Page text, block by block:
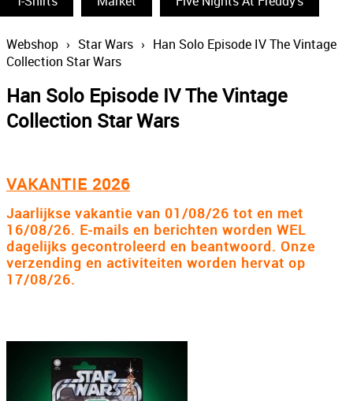
The Simpsons
Wizarding World
Back To The Future
Statues & Busts
The Big Bang Theory
Thundercats
Lord Of The Rings
Comics
Webshop › Star Wars › Han Solo Episode IV The Vintage
Collection Star Wars
Han Solo Episode IV The Vintage
Collection Star Wars
VAKANTIE 2026
Jaarlijkse vakantie van 01/08/26 tot en met
16/08/26. E-mails en berichten worden WEL
dagelijks gecontroleerd en beantwoord. Onze
verzending en activiteiten worden hervat op
17/08/26.